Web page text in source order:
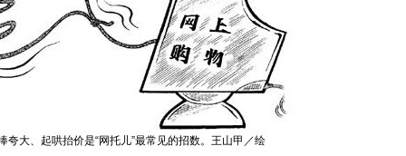
夸大、起哄抬价是“网托儿”最常见的招数。王山甲／绘